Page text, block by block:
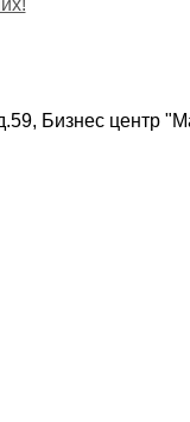
Бизнес центр